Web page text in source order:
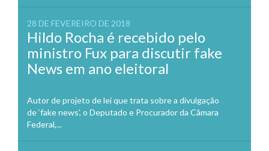
28 DE FEVEREIRO DE 2018
Hildo Rocha é recebido pelo
ministro Fux para discutir fake
News em ano eleitoral
Autor de projeto de lei que trata sobre a divulgação
de ‘fake news’, o Deputado e Procurador da Câmara
Federal,...